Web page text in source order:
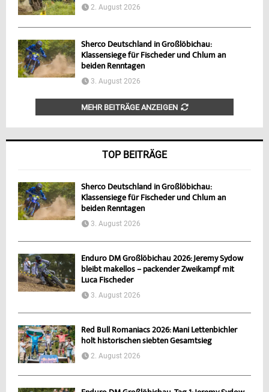
2. August 2026
Sherco Deutschland in Großlöbichau:
Klassensiege für Fischeder und Chlum an
beiden Renntagen
3. August 2026
MEHR BEITRÄGE ANZEIGEN
TOP BEITRÄGE
Sherco Deutschland in Großlöbichau:
Klassensiege für Fischeder und Chlum an
beiden Renntagen
3. August 2026
Enduro DM Großlöbichau 2026: Jeremy Sydow
bleibt makellos – packender Zweikampf mit
Luca Fischeder
3. August 2026
Red Bull Romaniacs 2026: Mani Lettenbichler
holt historischen siebten Gesamtsieg
2. August 2026